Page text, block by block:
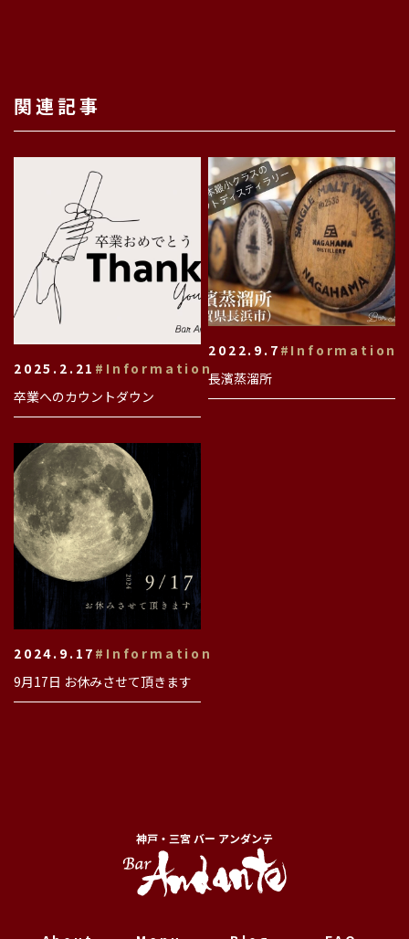
関連記事
2025.2.21 #Information
卒業へのカウントダウン
2022.9.7 #Information
長濱蒸溜所
2024.9.17 #Information
9月17日 お休みさせて頂きます
神戸・三宮 バー アンダンテ